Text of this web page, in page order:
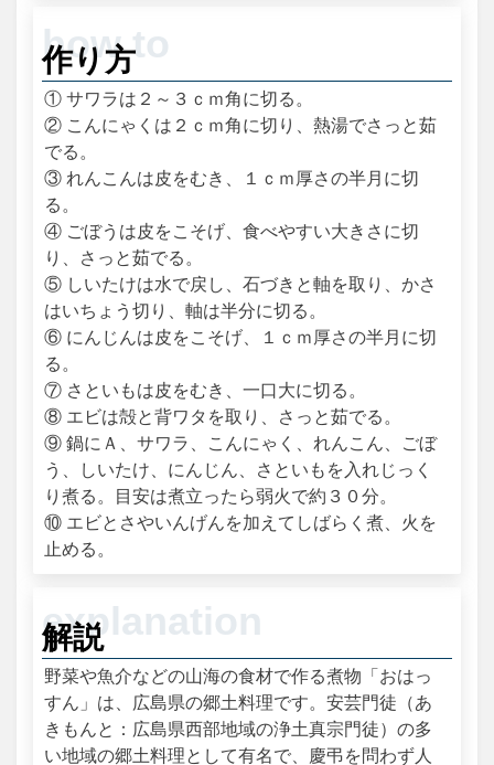
作り方
① サワラは２～３ｃｍ角に切る。
② こんにゃくは２ｃｍ角に切り、熱湯でさっと茹
でる。
③ れんこんは皮をむき、１ｃｍ厚さの半月に切
る。
④ ごぼうは皮をこそげ、食べやすい大きさに切
り、さっと茹でる。
⑤ しいたけは水で戻し、石づきと軸を取り、かさ
はいちょう切り、軸は半分に切る。
⑥ にんじんは皮をこそげ、１ｃｍ厚さの半月に切
る。
⑦ さといもは皮をむき、一口大に切る。
⑧ エビは殻と背ワタを取り、さっと茹でる。
⑨ 鍋にＡ、サワラ、こんにゃく、れんこん、ごぼ
う、しいたけ、にんじん、さといもを入れじっく
り煮る。目安は煮立ったら弱火で約３０分。
⑩ エビとさやいんげんを加えてしばらく煮、火を
止める。
解説
野菜や魚介などの山海の食材で作る煮物「おはっ
すん」は、広島県の郷土料理です。安芸門徒（あ
きもんと：広島県西部地域の浄土真宗門徒）の多
い地域の郷土料理として有名で、慶弔を問わず人